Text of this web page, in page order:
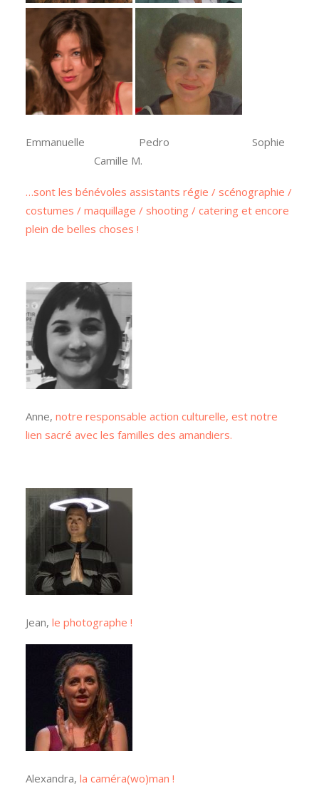
Emmanuelle Pedro Sophie
Camille M.
…sont les bénévoles assistants régie / scénographie /
costumes / maquillage / shooting / catering et encore
plein de belles choses !
Anne, notre responsable action culturelle, est notre
lien sacré avec les familles des amandiers.
Jean, le photographe !
Alexandra, la caméra(wo)man !